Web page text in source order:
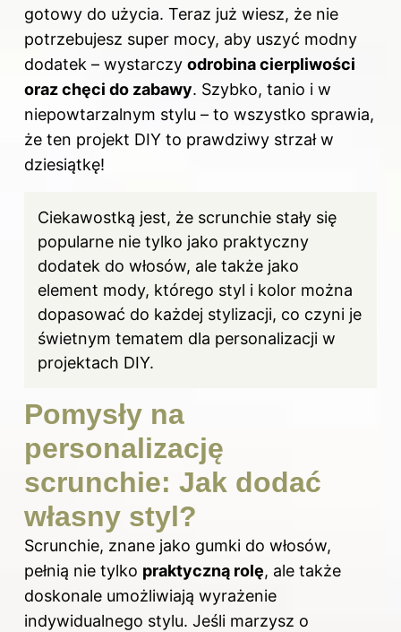
gotowy do użycia. Teraz już wiesz, że nie
potrzebujesz super mocy, aby uszyć modny
dodatek – wystarczy odrobina cierpliwości
oraz chęci do zabawy. Szybko, tanio i w
niepowtarzalnym stylu – to wszystko sprawia,
że ten projekt DIY to prawdziwy strzał w
dziesiątkę!
Ciekawostką jest, że scrunchie stały się
popularne nie tylko jako praktyczny
dodatek do włosów, ale także jako
element mody, którego styl i kolor można
dopasować do każdej stylizacji, co czyni je
świetnym tematem dla personalizacji w
projektach DIY.
Pomysły na
personalizację
scrunchie: Jak dodać
własny styl?
Scrunchie, znane jako gumki do włosów,
pełnią nie tylko praktyczną rolę, ale także
doskonale umożliwiają wyrażenie
indywidualnego stylu. Jeśli marzysz o